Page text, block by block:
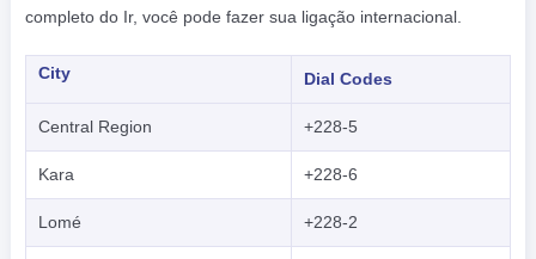
completo do Ir, você pode fazer sua ligação internacional.
City Dial Codes
Central Region +228-5
Kara +228-6
Lomé +228-2